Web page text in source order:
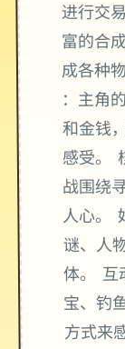
进行交
富的合
成各种
：主角
和金钱
感受。
战围绕
人心。
谜、人
体。 互
宝、钓
方式来